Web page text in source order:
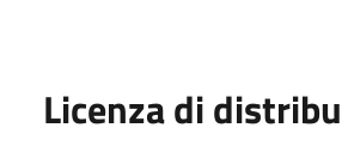
Licenza di